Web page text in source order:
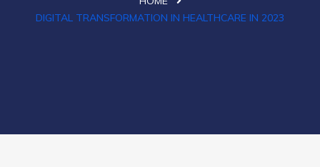
DIGITAL TRANSFORMATION IN HEALTHCARE IN 2023